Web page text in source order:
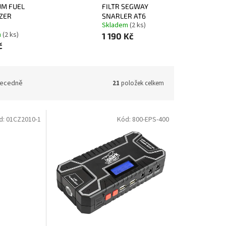
FUEL
(2 ks)
FILTR SEGWAY
SNARLER AT6
Skladem(2 ks)
1 190 Kč
21 položek celkem
01CZ2010-1 Kód: 800-EPS-400